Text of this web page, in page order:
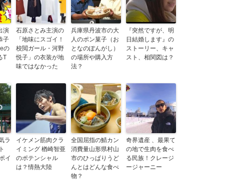
演
子
の
T
石原さとみ主演の
「地味にスゴイ！
校閲ガール・河野
悦子」の衣装が地
味ではなかった
兵庫県丹波市の大
人のポン菓子（お
となのぽんがし）
の場所や購入方
法？
『突然ですが、明
日結婚します』の
ストーリー、キャ
スト、相関図は？
ラ
イ
イケメン筋肉クラ
イミング 楢崎智亜
のポテンシャル
は？情熱大陸
全国屈指の鯖カン
消費量山形県村山
市のひっぱりうど
んとはどんな食べ
物？
奇界遺産 、最果て
の地で生肉を食べ
る民族！クレージ
ージャーニー